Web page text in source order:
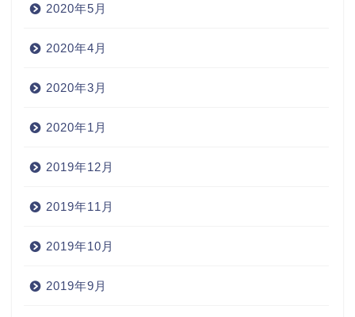
2020年5月
2020年4月
2020年3月
2020年1月
2019年12月
2019年11月
2019年10月
2019年9月